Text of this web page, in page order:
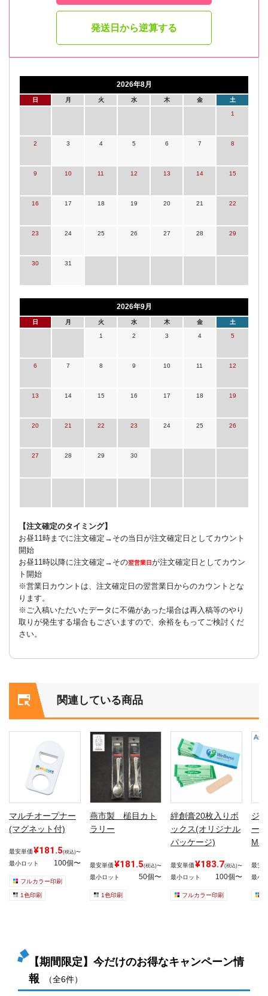
発送日から逆算する
2026年8月
日 月 火 水 木 金 土
1
2 3 4 5 6 7 8
9 10 11 12 13 14 15
16 17 18 19 20 21 22
23 24 25 26 27 28 29
30 31
2026年9月
日 月 火 水 木 金 土
1 2 3 4 5
6 7 8 9 10 11 12
13 14 15 16 17 18 19
20 21 22 23 24 25 26
27 28 29 30
【注文確定のタイミング】
お昼11時までに注文確定→その当日が注文確定日としてカウント
開始
お昼11時以降に注文確定→その翌営業日が注文確定日としてカウン
ト開始
※営業日カウントは、注文確定日の翌営業日からのカウントとな
ります。
※ご入稿いただいたデータに不備があった場合は再入稿等のやり
取りが発生する場合もございますので、余裕をもってご検討くだ
さい。
関連している商品
マルチオープナー
(マグネット付)
最安単価¥181.5(税込)〜
最小ロット 100個〜
フルカラー印刷
1色印刷
燕市製 槌目カト
ラリー
最安単価¥181.5(税込)〜
最小ロット 50個〜
1色印刷
絆創膏20枚入りボ
ックス(オリジナル
パッケージ)
最安単価¥183.7(税込)〜
最小ロット 100個〜
フルカラー印刷
ジ
ー
M
最安
最小
【期間限定】今だけのお得なキャンペーン情
報
（全6件）